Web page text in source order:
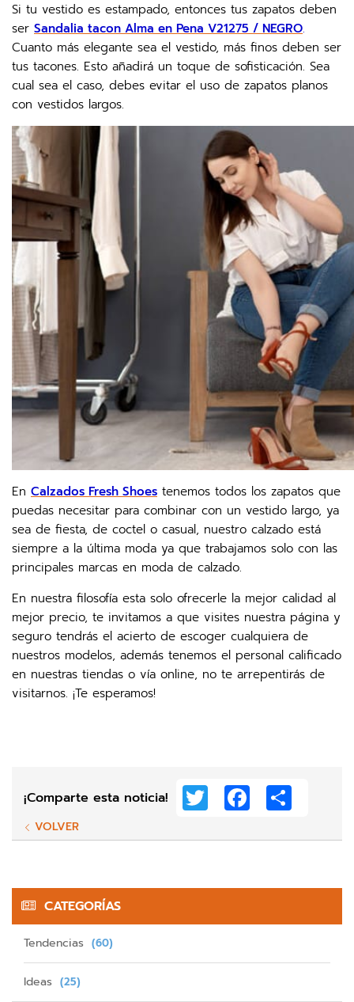
Si tu vestido es estampado, entonces tus zapatos deben
ser Sandalia tacon Alma en Pena V21275 / NEGRO.
Cuanto más elegante sea el vestido, más finos deben ser
tus tacones. Esto añadirá un toque de sofisticación. Sea
cual sea el caso, debes evitar el uso de zapatos planos
con vestidos largos.
En Calzados Fresh Shoes tenemos todos los zapatos que
puedas necesitar para combinar con un vestido largo, ya
sea de fiesta, de coctel o casual, nuestro calzado está
siempre a la última moda ya que trabajamos solo con las
principales marcas en moda de calzado.
En nuestra filosofía esta solo ofrecerle la mejor calidad al
mejor precio, te invitamos a que visites nuestra página y
seguro tendrás el acierto de escoger cualquiera de
nuestros modelos, además tenemos el personal calificado
en nuestras tiendas o vía online, no te arrepentirás de
visitarnos. ¡Te esperamos!
¡Comparte esta noticia! Twitter Facebook
VOLVER
CATEGORÍAS
Tendencias (60)
Ideas (25)